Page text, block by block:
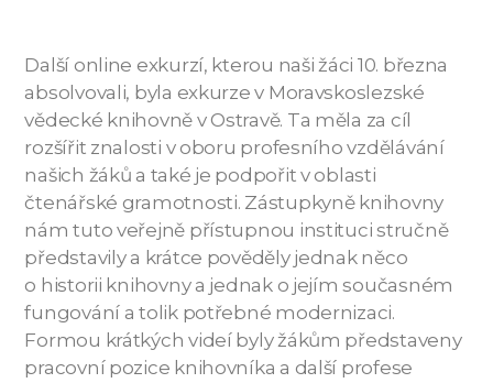
Další online exkurzí, kterou naši žáci 10. března
absolvovali, byla exkurze v Moravskoslezské
vědecké knihovně v Ostravě. Ta měla za cíl
rozšířit znalosti v oboru profesního vzdělávání
našich žáků a také je podpořit v oblasti
čtenářské gramotnosti. Zástupkyně knihovny
nám tuto veřejně přístupnou instituci stručně
představily a krátce pověděly jednak něco
o historii knihovny a jednak o jejím současném
fungování a tolik potřebné modernizaci.
Formou krátkých videí byly žákům představeny
pracovní pozice knihovníka a další profese